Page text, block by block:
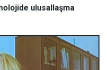
ulusallaşma